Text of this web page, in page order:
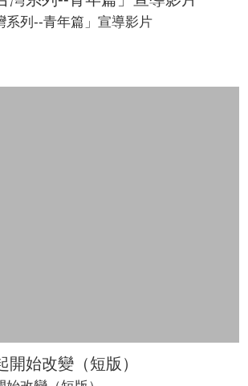
系列--青年篇」宣導影片
開始改變（短版）